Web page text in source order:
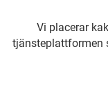
Vi placerar
tjänsteplattformen